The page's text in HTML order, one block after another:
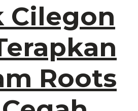
Cilegon
Roots